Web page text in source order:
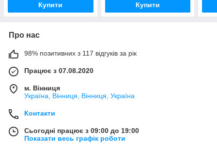
Купити Купити
Про нас
98% позитивних з 117 відгуків за рік
Працює з 07.08.2020
м. Вінниця
Україна, Вінниця, Вінниця, Україна
Контакти
Сьогодні працює з 09:00 до 19:00
Показати весь графік роботи